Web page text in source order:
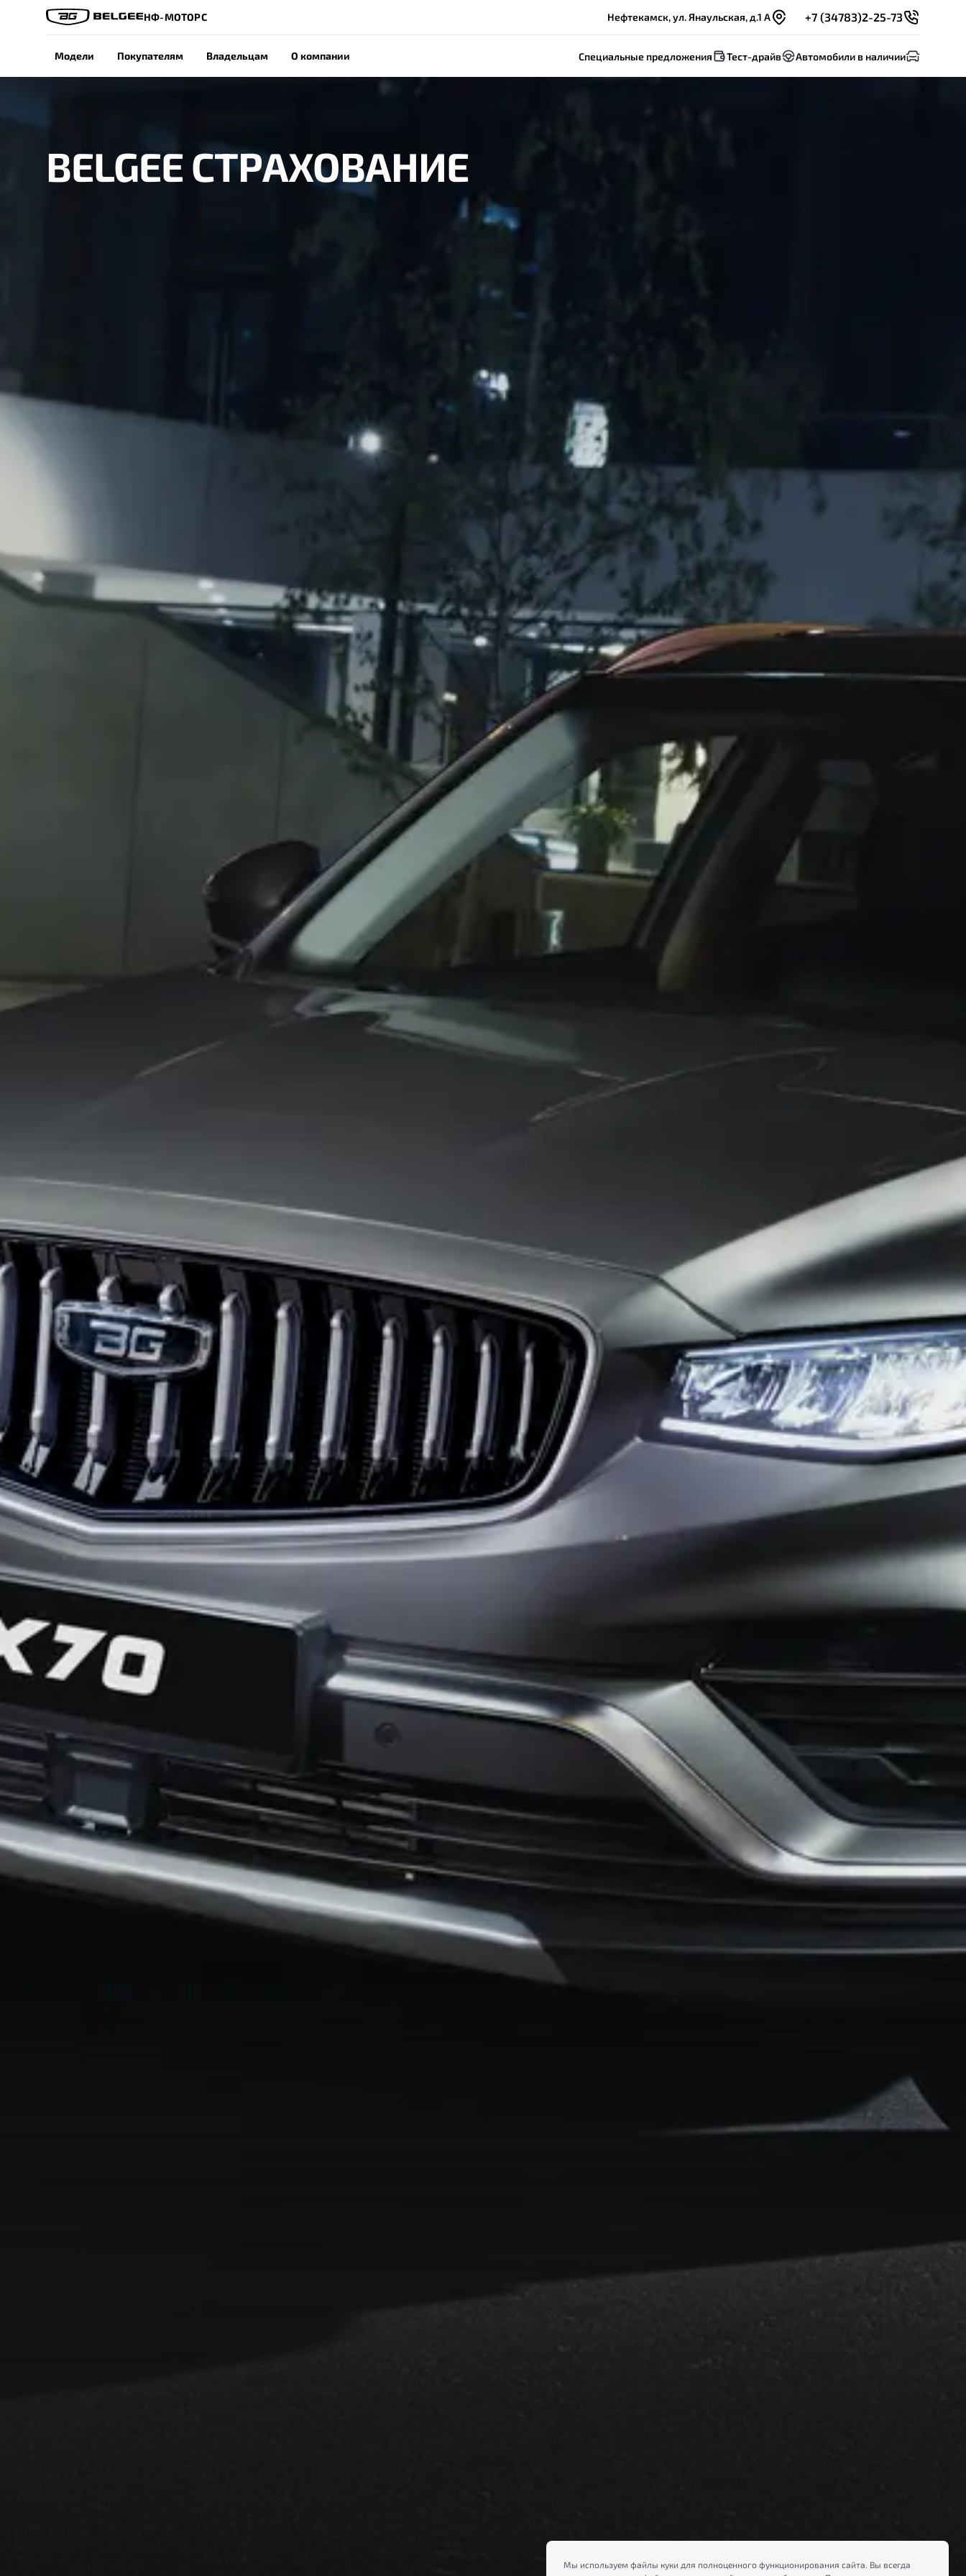
НФ-МОТОРС Нефтекамск, ул. Янаульская, д.1 А +7 (34783)2-25-73
Модели Покупателям Владельцам О компании Специальные предложения Тест-драйв Автомобили в наличии
BELGEE СТРАХОВАНИЕ
Мы используем файлы куки для полноценного функционирования сайта. Вы всегда